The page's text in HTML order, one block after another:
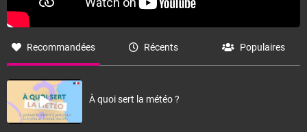
Recommandées Récents Populaires
À quoi sert la météo ?